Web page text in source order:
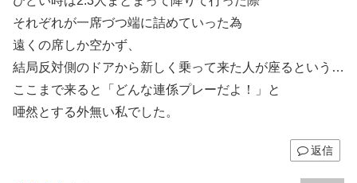
それぞれが一席づつ端に詰めていった為
遠くの席しか空かず、
結局反対側のドアから新しく乗って来た人が座るという…
ここまで来ると「どんな連係プレーだよ！」と
唖然とする外無い私でした。
返信